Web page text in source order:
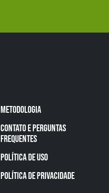
METODOLOGIA
CONTATO E PERGUNTAS
FREQUENTES
POLÍTICA DE USO
POLÍTICA DE PRIVACIDADE